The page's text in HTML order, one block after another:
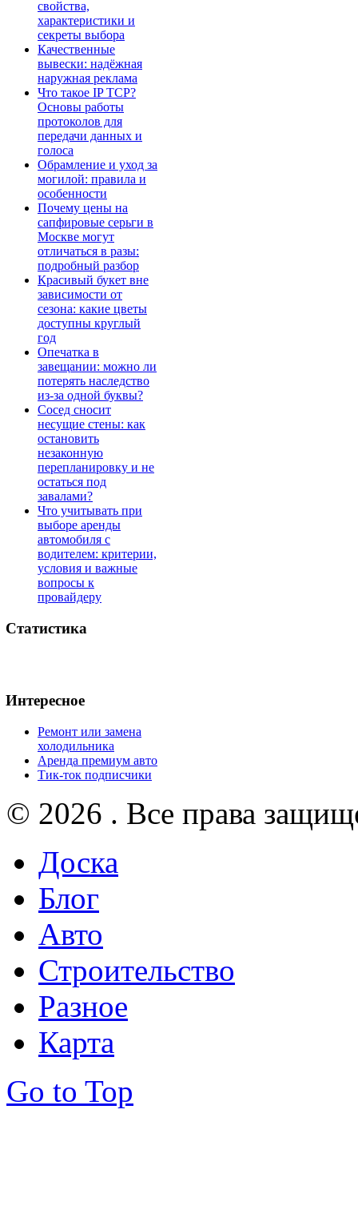
свойства,
характеристики и
секреты выбора
Качественные
вывески: надёжная
наружная реклама
Что такое IP TCP?
Основы работы
протоколов для
передачи данных и
голоса
Обрамление и уход за
могилой: правила и
особенности
Почему цены на
сапфировые серьги в
Москве могут
отличаться в разы:
подробный разбор
Красивый букет вне
зависимости от
сезона: какие цветы
доступны круглый
год
Опечатка в
завещании: можно ли
потерять наследство
из-за одной буквы?
Сосед сносит
несущие стены: как
остановить
незаконную
перепланировку и не
остаться под
завалами?
Что учитывать при
выборе аренды
автомобиля с
водителем: критерии,
условия и важные
вопросы к
провайдеру
Статистика
Интересное
Ремонт или замена
холодильника
Аренда премиум авто
Тик-ток подписчики
© 2026 . Все права
Доска
Блог
Авто
Строительство
Разное
Карта
Go to Top